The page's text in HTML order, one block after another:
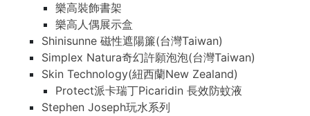
樂高裝飾書架
樂高人偶展示盒
Shinisunne 磁性遮陽簾(台灣Taiwan)
Simplex Natura奇幻許願泡泡(台灣Taiwan)
Skin Technology(紐西蘭New Zealand)
Protect派卡瑞丁Picaridin 長效防蚊液
Stephen Joseph玩水系列